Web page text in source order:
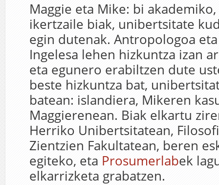
Maggie eta Mike: bi
ikertzaile biak, unibertsitate
egin dutenak. Antropologoa
Ingelesa lehen hizkuntza izan
eta egunero erabiltzen dute
beste hizkuntza bat,
batean: islandiera, Mikeren
Maggierenean. Biak elkartu
Herriko Unibertsitatean,
Zientzien Fakultatean, beren
egiteko, eta Prosumerlabek
elkarrizketa grabatzen.